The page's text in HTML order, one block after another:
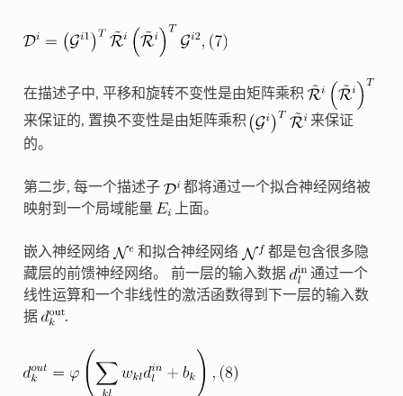
在描述子中, 平移和旋转不变性是由矩阵乘积
来保证的, 置换不变性是由矩阵乘积
来保证
的。
第二步, 每一个描述子
都将通过一个拟合神经网络被
映射到一个局域能量
上面。
嵌入神经网络 和拟合神经网络
都是包含很多隐
藏层的前馈神经网络。 前一层的输入数据
通过一个
线性运算和一个非线性的激活函数得到下一层的输入数
据
.